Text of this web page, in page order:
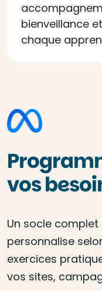
bienveillance
chaque
vos
Un socle
personnalise
exercices
vos sites,